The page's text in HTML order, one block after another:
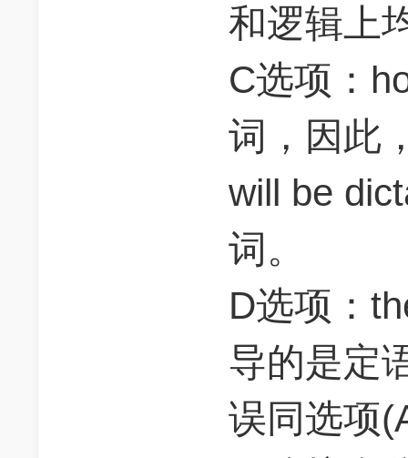
和逻辑上
C选项：
词，因此
will be
词。
D选项：
导的是定
误同选项